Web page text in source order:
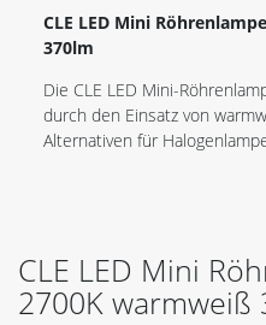
CLE LED Mini
370lm
Die CLE LED Mini-
durch den Einsatz von
Alternativen für
CLE LED Mini
2700K warmweiß